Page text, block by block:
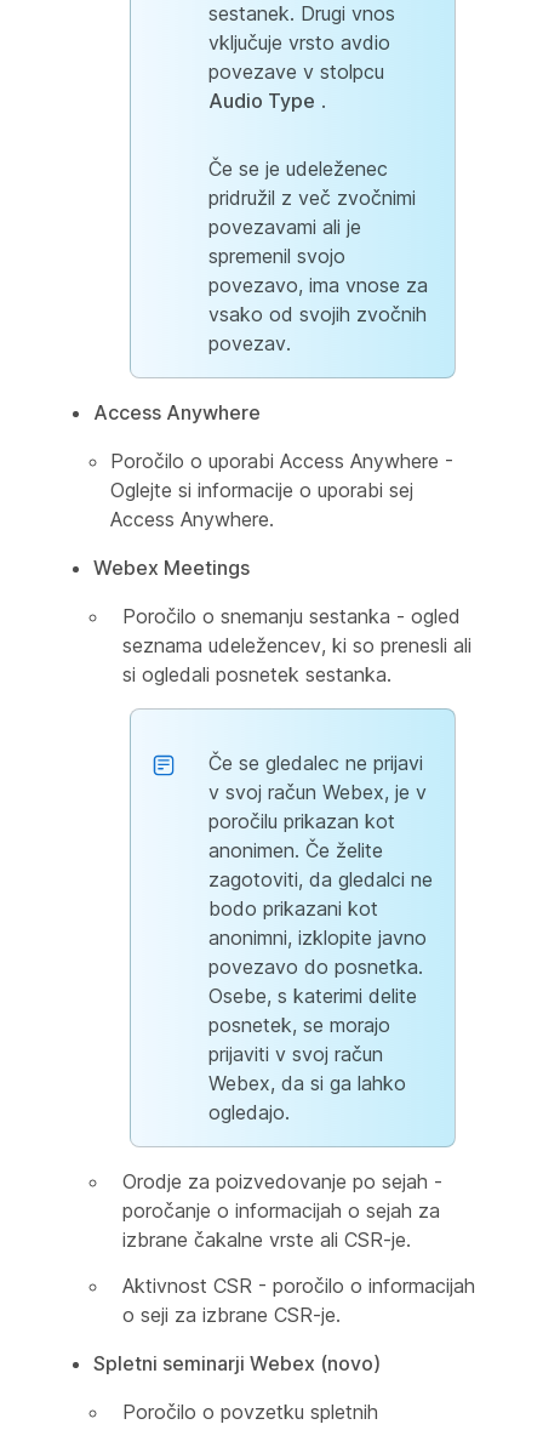
sestanek. Drugi vnos
vključuje vrsto avdio
povezave v stolpcu
Audio Type .
Če se je udeleženec
pridružil z več zvočnimi
povezavami ali je
spremenil svojo
povezavo, ima vnose za
vsako od svojih zvočnih
povezav.
Access Anywhere
Poročilo o uporabi Access Anywhere -
Oglejte si informacije o uporabi sej
Access Anywhere.
Webex Meetings
Poročilo o snemanju sestanka - ogled
seznama udeležencev, ki so prenesli ali
si ogledali posnetek sestanka.
Če se gledalec ne prijavi
v svoj račun Webex, je v
poročilu prikazan kot
anonimen. Če želite
zagotoviti, da gledalci ne
bodo prikazani kot
anonimni, izklopite javno
povezavo do posnetka.
Osebe, s katerimi delite
posnetek, se morajo
prijaviti v svoj račun
Webex, da si ga lahko
ogledajo.
Orodje za poizvedovanje po sejah -
poročanje o informacijah o sejah za
izbrane čakalne vrste ali CSR-je.
Aktivnost CSR - poročilo o informacijah
o seji za izbrane CSR-je.
Spletni seminarji Webex (novo)
Poročilo o povzetku spletnih